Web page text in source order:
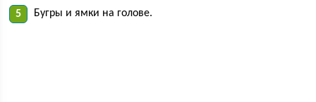
Бугры и ямки на голове.